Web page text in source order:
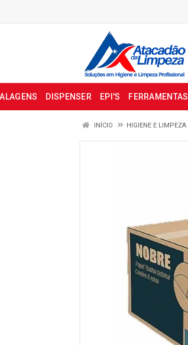
DISPENSER EPI'S FERRAMENTAS
INÍCIO HIGIENE E LIMPEZA